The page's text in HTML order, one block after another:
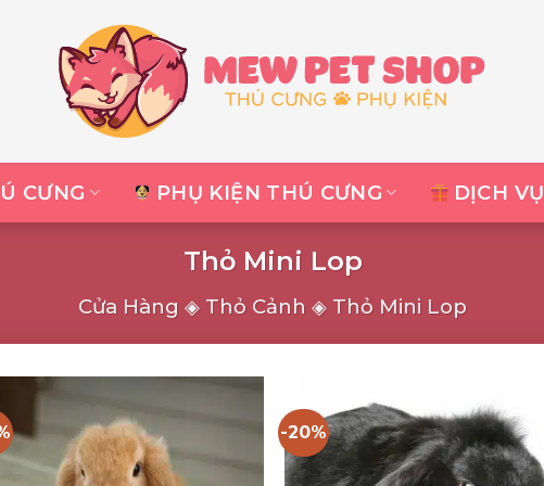
CƯNG PHỤ KIỆN THÚ CƯNG DỊCH VỤ
Thỏ Mini Lop
Cửa Hàng ◈ Thỏ Cảnh ◈ Thỏ Mini Lop
-20%